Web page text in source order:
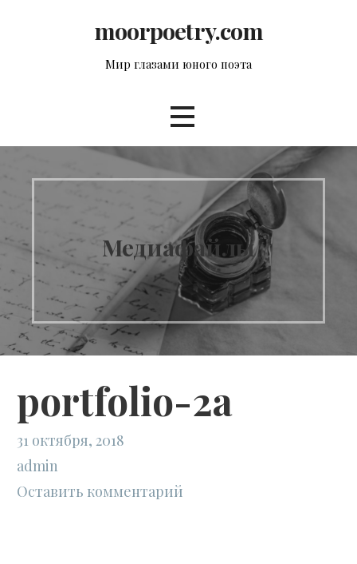
moorpoetry.com
Мир глазами юного поэта
Медиафайлы
portfolio-2a
31 октября, 2018
admin
Оставить комментарий